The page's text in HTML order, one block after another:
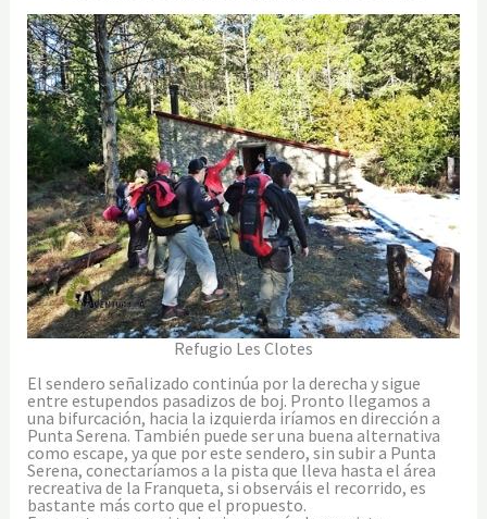
Refugio Les Clotes
El sendero señalizado continúa por la derecha y sigue
entre estupendos pasadizos de boj. Pronto llegamos a
una bifurcación, hacia la izquierda iríamos en dirección a
Punta Serena. También puede ser una buena alternativa
como escape, ya que por este sendero, sin subir a Punta
Serena, conectaríamos a la pista que lleva hasta el área
recreativa de la Franqueta, si observáis el recorrido, es
bastante más corto que el propuesto.